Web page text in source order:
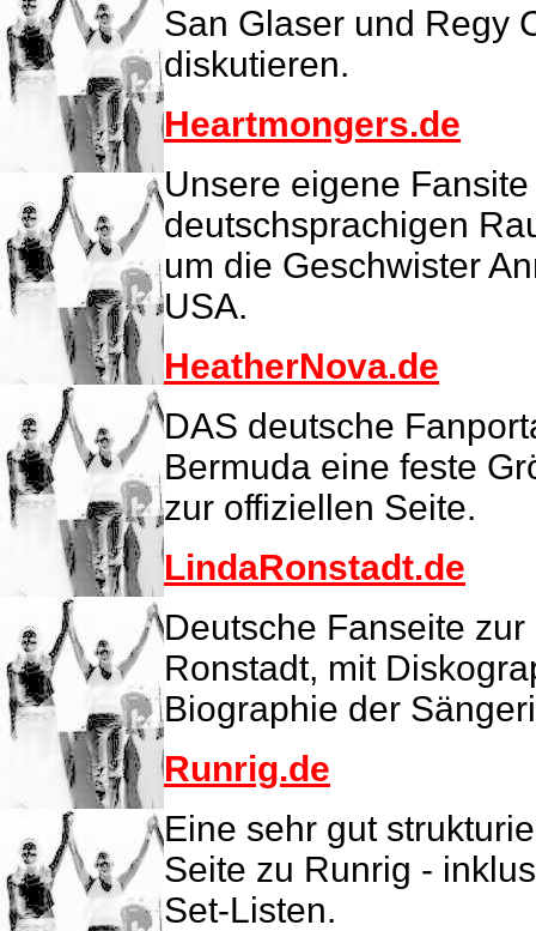
San Glaser und Regy
diskutieren.
Heartmongers.de
Unsere eigene
deutschsprachigen
um die Geschwister
USA.
HeatherNova.de
DAS deutsche
Bermuda eine feste
zur offiziellen Seite.
LindaRonstadt.de
Deutsche Fanseite
Ronstadt, mit
Biographie der
Runrig.de
Eine sehr gut
Seite zu Runrig -
Set-Listen.